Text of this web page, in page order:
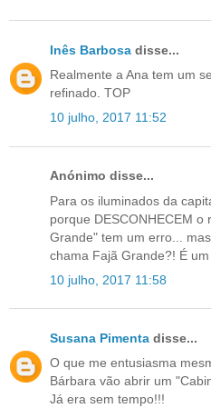
Inês Barbosa disse...
Realmente a Ana tem um
refinado. TOP
10 julho, 2017 11:52
Anónimo disse...
Para os iluminados da
porque DESCONHECEM
Grande" tem um erro...
chama Fajã Grande?! É
10 julho, 2017 11:58
Susana Pimenta disse...
O que me entusiasma
Bárbara vão abrir um
Já era sem tempo!!!